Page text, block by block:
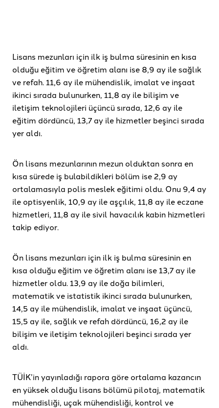
Lisans mezunları için ilk iş bulma süresinin en kısa
olduğu eğitim ve öğretim alanı ise 8,9 ay ile sağlık
ve refah. 11,6 ay ile mühendislik, imalat ve inşaat
ikinci sırada bulunurken, 11,8 ay ile bilişim ve
iletişim teknolojileri üçüncü sırada, 12,6 ay ile
eğitim dördüncü, 13,7 ay ile hizmetler beşinci sırada
yer aldı.
Ön lisans mezunlarının mezun olduktan sonra en
kısa sürede iş bulabildikleri bölüm ise 2,9 ay
ortalamasıyla polis meslek eğitimi oldu. Onu 9,4 ay
ile optisyenlik, 10,9 ay ile aşçılık, 11,8 ay ile eczane
hizmetleri, 11,8 ay ile sivil havacılık kabin hizmetleri
takip ediyor.
Ön lisans mezunları için ilk iş bulma süresinin en
kısa olduğu eğitim ve öğretim alanı ise 13,7 ay ile
hizmetler oldu. 13,9 ay ile doğa bilimleri,
matematik ve istatistik ikinci sırada bulunurken,
14,5 ay ile mühendislik, imalat ve inşaat üçüncü,
15,5 ay ile, sağlık ve refah dördüncü, 16,2 ay ile
bilişim ve iletişim teknolojileri beşinci sırada yer
aldı.
TÜİK’in yayınladığı rapora göre ortalama kazancın
en yüksek olduğu lisans bölümü pilotaj, matematik
mühendisliği, uçak mühendisliği, kontrol ve